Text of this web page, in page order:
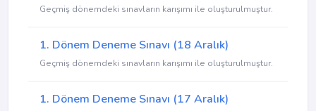
Geçmiş dönemdeki sınavların karışımı ile oluşturulmuştur.
1. Dönem Deneme Sınavı (18 Aralık)
Geçmiş dönemdeki sınavların karışımı ile oluşturulmuştur.
1. Dönem Deneme Sınavı (17 Aralık)